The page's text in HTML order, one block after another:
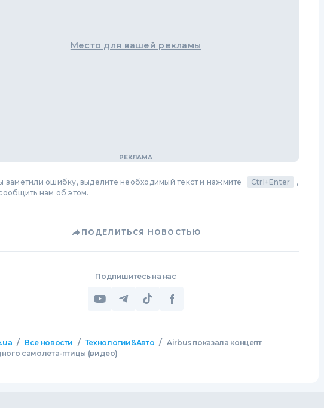
Место для вашей рекламы
заметили ошибку, выделите необходимый текст и нажмите Ctrl+Enter
,
нам об этом.
ПОДЕЛИТЬСЯ НОВОСТЬЮ
Подпишитесь на нас
/ Все новости / Технологии&Авто / Airbus показала концепт
самолета-птицы (видео)